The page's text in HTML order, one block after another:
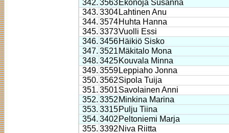
342. 3563Ekonoja Susanna
343. 3304 Lahtinen Anu
344. 3574Huhta Hanna
345. 3373Vuolli Essi
346. 3456Häikiö Sisko
347. 3521 Mäkitalo Mona
348. 3425Kouvala Minna
349. 3559 Leppiaho Jonna
350. 3562Sipola Tuija
351. 3501Savolainen Anni
352. 3352 Minkina Marina
353. 3315Pulju Tiina
354. 3402 Peltoniemi Marja
355. 3392 Niva Riitta